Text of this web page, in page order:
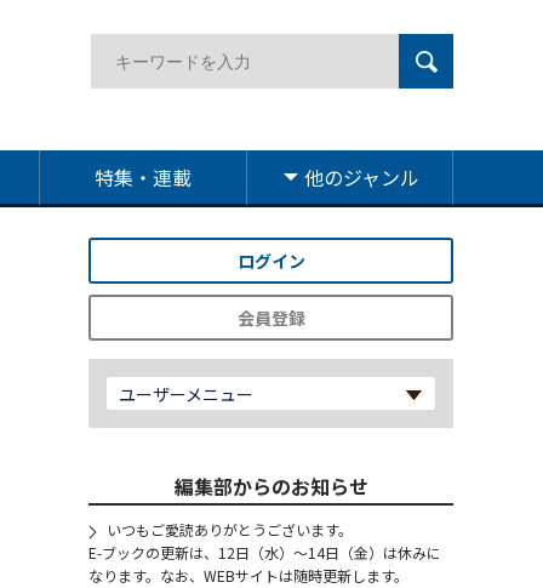
特集・連載 他のジャンル
ログイン
会員登録
ユーザーメニュー
編集部からのお知らせ
いつもご愛読ありがとうございます。
E-ブックの更新は、12日（水）～14日（金）は休みに
なります。なお、WEBサイトは随時更新します。